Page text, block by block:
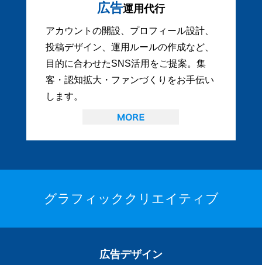
広告運用代行
アカウントの開設、プロフィール設計、
投稿デザイン、運用ルールの作成など、
目的に合わせたSNS活用をご提案。集
客・認知拡大・ファンづくりをお手伝い
します。
グラフィッククリエイティブ
広告デザイン